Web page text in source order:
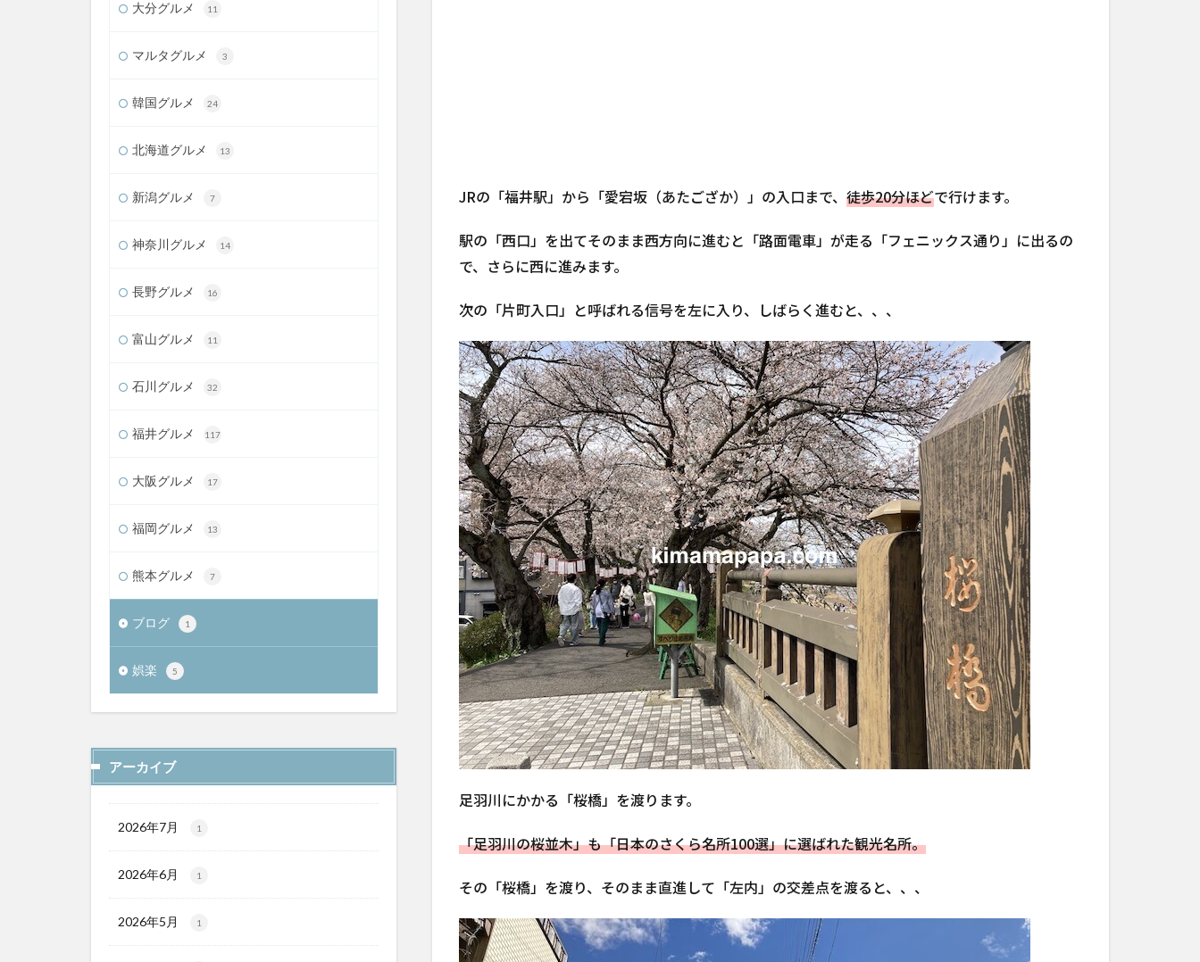
JRの「福井駅」から「愛宕坂（あたござか）」の入口まで、 徒歩20分ほどで行けます。
駅の「西口」を出てそのまま西方向に進むと「路面電車」が走る「フェニックス通り」に出るの
で、さらに西に進みます。
次の「片町入口」と呼ばれる信号を左に入り、しばらく進むと、、、
足羽川にかかる「桜橋」を渡ります。
「足羽川の桜並木」も「日本のさくら名所100選」に選ばれた観光名所。
その「桜橋」を渡り、そのまま直進して「左内」の交差点を渡ると、、、
大分グルメ 11
マルタグルメ 3
韓国グルメ 24
北海道グルメ 13
新潟グルメ 7
神奈川グルメ 14
長野グルメ 16
富山グルメ 11
石川グルメ 32
福井グルメ 117
大阪グルメ 17
福岡グルメ 13
熊本グルメ 7
ブログ 1
娯楽 5
アーカイブ
2026年7月 1
2026年6月 1
2026年5月 1